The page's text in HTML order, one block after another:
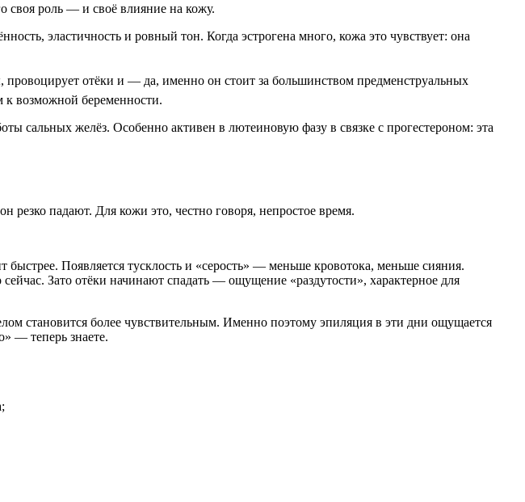
своя роль — и своё влияние на кожу.
эластичность и ровный тон. Когда эстрогена много, кожа это чувствует: она
отёки и — да, именно он стоит за большинством предменструальных
к возможной беременности.
желёз. Особенно активен в лютеиновую фазу в связке с прогестероном: эта
падают. Для кожи это, честно говоря, непростое время.
Появляется тусклость и «серость» — меньше кровотока, меньше сияния.
Зато отёки начинают спадать — ощущение «раздутости», характерное для
становится более чувствительным. Именно поэтому эпиляция в эти дни ощущается
— теперь знаете.